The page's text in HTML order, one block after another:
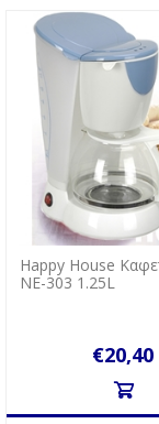
Happy House
ΝΕ-303 1.25L
€20,40